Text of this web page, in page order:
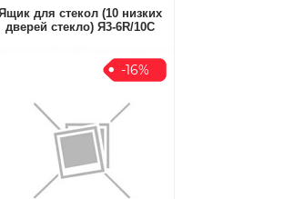
для стекол (10 низких
дверей стекло) Я3-6R/10С
-16%